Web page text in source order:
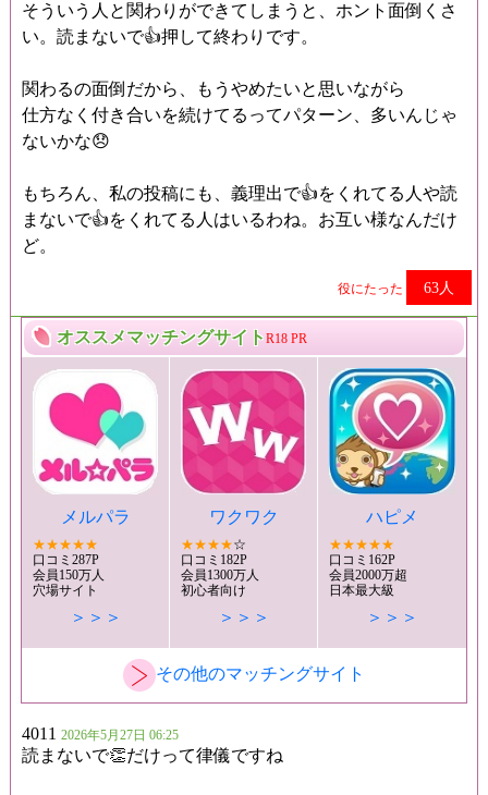
そういう人と関わりができてしまうと、ホント面倒くさ
い。読まないで👍押して終わりです。
関わるの面倒だから、もうやめたいと思いながら
仕方なく付き合いを続けてるってパターン、多いんじゃ
ないかな😞
もちろん、私の投稿にも、義理出で👍をくれてる人や読
まないで👍をくれてる人はいるわね。お互い様なんだけ
ど。
役にたった 63人
オススメマッチングサイトR18 PR
メルパラ
★★★★★
口コミ287P
会員150万人
穴場サイト
＞＞＞
ワクワク
★★★★☆
口コミ182P
会員1300万人
初心者向け
＞＞＞
ハピメ
★★★★★
口コミ162P
会員2000万超
日本最大級
＞＞＞
その他のマッチングサイト
4011 2026年5月27日 06:25
読まないで👏だけって律儀ですね